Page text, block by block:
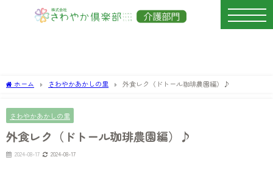
ホーム さわやかあかしの里 外食レク（ドトール珈琲農園編）♪
さわやかあかしの里
外食レク（ドトール珈琲農園編）♪
2024-08-17 2024-08-17